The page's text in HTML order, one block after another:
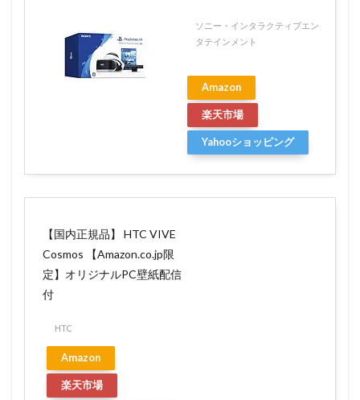
ソニー・インタラクティブエン
タテインメント
Amazon
楽天市場
Yahooショッピング
【国内正規品】 HTC VIVE
Cosmos 【Amazon.co.jp限
定】オリジナルPC壁紙配信
付
HTC
Amazon
楽天市場